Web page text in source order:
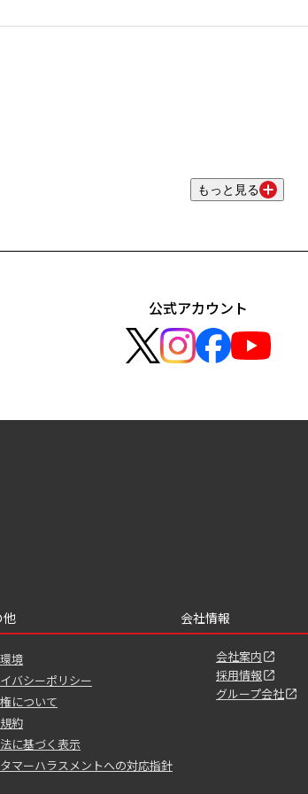
もっと見る
公式アカウント
他
境
バシーポリシー
について
約
に基づく表示
マーハラスメントへの対応指針
会社情報
会社案内
採用情報
グループ会社